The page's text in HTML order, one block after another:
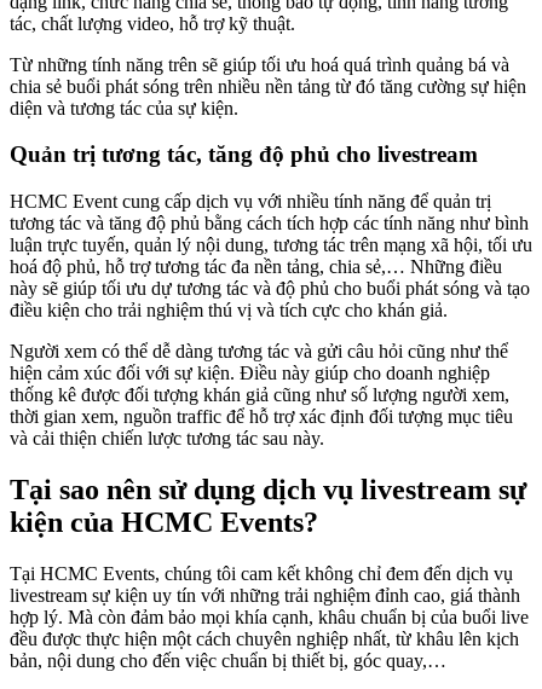
tác, chất lượng video, hỗ trợ kỹ thuật.
Từ những tính năng trên sẽ giúp tối ưu hoá quá trình quảng bá và
chia sẻ buổi phát sóng trên nhiều nền tảng từ đó tăng cường sự hiện
diện và tương tác của sự kiện.
Quản trị tương tác, tăng độ phủ cho livestream
HCMC Event cung cấp dịch vụ với nhiều tính năng để quản trị
tương tác và tăng độ phủ bằng cách tích hợp các tính năng như bình
luận trực tuyến, quản lý nội dung, tương tác trên mạng xã hội, tối ưu
hoá độ phủ, hỗ trợ tương tác đa nền tảng, chia sẻ,… Những điều
này sẽ giúp tối ưu dự tương tác và độ phủ cho buổi phát sóng và tạo
điều kiện cho trải nghiệm thú vị và tích cực cho khán giả.
Người xem có thể dễ dàng tương tác và gửi câu hỏi cũng như thể
hiện cảm xúc đối với sự kiện. Điều này giúp cho doanh nghiệp
thống kê được đối tượng khán giả cũng như số lượng người xem,
thời gian xem, nguồn traffic để hỗ trợ xác định đối tượng mục tiêu
và cải thiện chiến lược tương tác sau này.
Tại sao nên sử dụng dịch vụ livestream sự
kiện của HCMC Events?
Tại HCMC Events, chúng tôi cam kết không chỉ đem đến dịch vụ
livestream sự kiện uy tín với những trải nghiệm đỉnh cao, giá thành
hợp lý. Mà còn đảm bảo mọi khía cạnh, khâu chuẩn bị của buổi live
đều được thực hiện một cách chuyên nghiệp nhất, từ khâu lên kịch
bản, nội dung cho đến việc chuẩn bị thiết bị, góc quay,…